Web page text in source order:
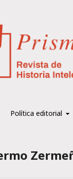
Política editorial